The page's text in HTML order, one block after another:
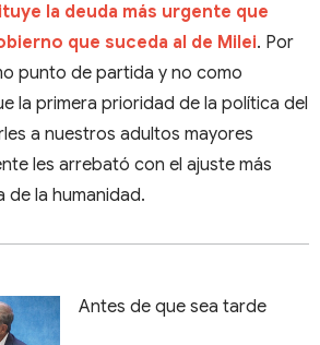
la deuda más urgente que
que suceda al de Milei. Por
punto de partida y no como
la primera prioridad de la política del
a nuestros adultos mayores
les arrebató con el ajuste más
de la humanidad.
Antes de que sea tarde